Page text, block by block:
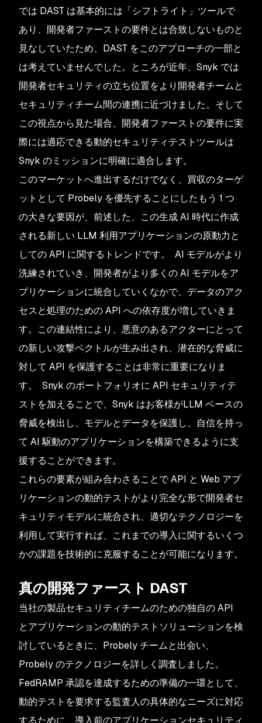
では DAST は基本的には「シフトライト」ツールで
あり、開発者ファーストの要件とは合致しないものと
見なしていたため、DAST をこのアプローチの一部と
は考えていませんでした。ところが近年、Snyk では
開発者セキュリティの立ち位置をより開発者チームと
セキュリティチーム間の連携に近づけました。そして
この視点から見た場合、開発者ファーストの要件に実
際には適応できる動的セキュリティテストツールは
Snyk のミッションに明確に適合します。
このマーケットへ進出するだけでなく、買収のターゲ
ットとして Probely を優先することにしたもう 1 つ
の大きな要因が、前述した、この生成 AI 時代に作成
される新しい LLM 利用アプリケーションの原動力と
しての API に関するトレンドです。 AI モデルがより
洗練されていき、開発者がより多くの AI モデルをア
プリケーションに統合していくなかで、データのアク
セスと処理のための API への依存度が増していきま
す。この連結性により、悪意のあるアクターにとって
の新しい攻撃ベクトルが生み出され、潜在的な脅威に
対して API を保護することは非常に重要になりま
す。 Snyk のポートフォリオに API セキュリティテ
ストを加えることで、Snyk はお客様がLLM ベースの
脅威を検出し、モデルとデータを保護し、自信を持っ
て AI 駆動のアプリケーションを構築できるように支
援することができます。
これらの要素が組み合わさることで API と Web アプ
リケーションの動的テストがより完全な形で開発者セ
キュリティモデルに統合され、適切なテクノロジーを
利用して実行すれば、これまでの導入に関するいくつ
かの課題を技術的に克服することが可能になります。
真の開発ファースト DAST
当社の製品セキュリティチームのための独自の API
とアプリケーションの動的テストソリューションを検
討しているときに、Probely チームと出会い、
Probely のテクノロジーを詳しく調査しました。
FedRAMP 承認を達成するための準備の一環として、
動的テストを要求する監査人の具体的なニーズに対応
するために、導入前のアプリケーションセキュリティ